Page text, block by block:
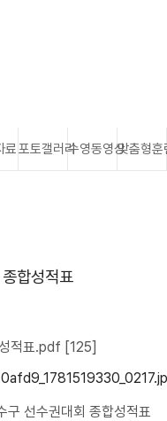
료포토갤러리수영동영상맞춤형훈
합성적표
적표.pdf [125]
구 선수권대회 종합성적표